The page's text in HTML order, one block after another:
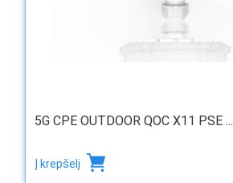
5G CPE OUTDOOR QOC X11 PSE ...
Į krepšelį